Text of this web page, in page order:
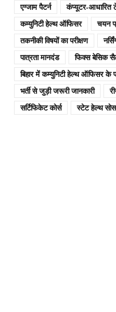
एग्जाम पैटर्न
कंप्यूटर-आधारित
कम्युनिटी हेल्थ ऑफिसर
चयन
तकनीकी विषयों का परीक्षण
पात्रता मानदंड
फिक्स बेसिक
बिहार में कम्युनिटी हेल्थ ऑफिसर के
भर्ती से जुड़ी जरूरी जानकारी
सर्टिफिकेट कोर्स
स्टेट हेल्थ